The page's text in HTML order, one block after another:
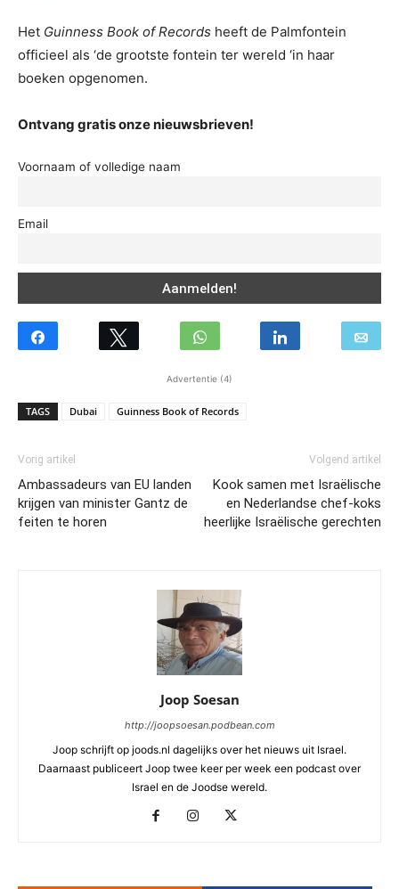
Het Guinness Book of Records heeft de Palmfontein
officieel als ‘de grootste fontein ter wereld ‘in haar
boeken opgenomen.
Ontvang gratis onze nieuwsbrieven!
Voornaam of volledige naam
Email
Advertentie (4)
TAGS Dubai Guinness Book of Records
Vorig artikel
Ambassadeurs van EU landen
krijgen van minister Gantz de
feiten te horen
Volgend artikel
Kook samen met Israëlische
en Nederlandse chef-koks
heerlijke Israëlische gerechten
Joop Soesan
http://joopsoesan.podbean.com
Joop schrijft op joods.nl dagelijks over het nieuws uit Israel.
Daarnaast publiceert Joop twee keer per week een podcast over
Israel en de Joodse wereld.